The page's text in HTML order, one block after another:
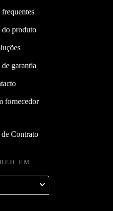
do produto
garantia
fornecedor
de Contrato
EM